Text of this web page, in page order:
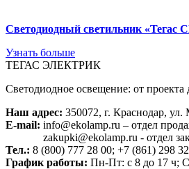
Светодиодный светильник «Тегас
Узнать больше
ТЕГАС ЭЛЕКТРИК
Светодиодное освещение: от проекта
Наш адрес: 350072, г. Краснодар, ул.
E-mail: info@ekolamp.ru – отдел
zakupki@ekolamp.ru - отдел
Тел.: 8 (800) 777 28 00; +7 (861) 298
График работы: Пн-Пт: с 8 до 17 ч;